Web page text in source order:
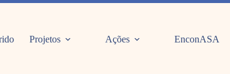
Projetos Ações EnconASA